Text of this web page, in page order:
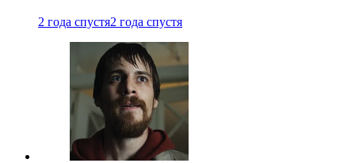
2 года спустя2 года спустя